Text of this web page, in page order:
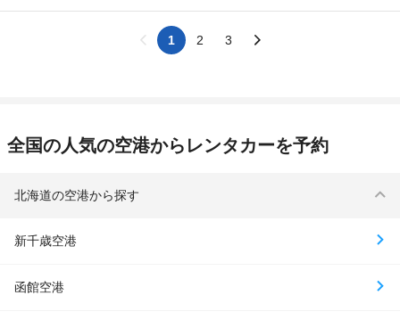
1 2 3
全国の人気の空港からレンタカーを予約
北海道の空港から探す
新千歳空港
函館空港